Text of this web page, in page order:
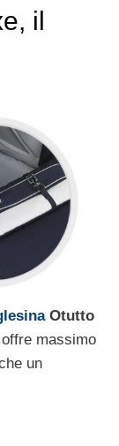
il
Otutto
massimo
un